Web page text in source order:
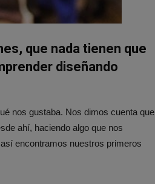
que nada tienen que
diseñando
nos gustaba. Nos dimos cuenta que
ahí, haciendo algo que nos
encontramos nuestros primeros